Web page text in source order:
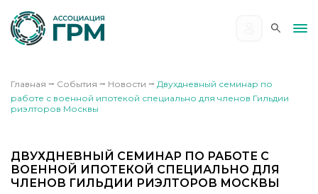
Главная ⭢ События ⭢ Новости ⭢ Двухдневный семинар по
работе с военной ипотекой специально для членов Гильдии
риэлторов Москвы
ДВУХДНЕВНЫЙ СЕМИНАР ПО РАБОТЕ С
ВОЕННОЙ ИПОТЕКОЙ СПЕЦИАЛЬНО ДЛЯ
ЧЛЕНОВ ГИЛЬДИИ РИЭЛТОРОВ МОСКВЫ